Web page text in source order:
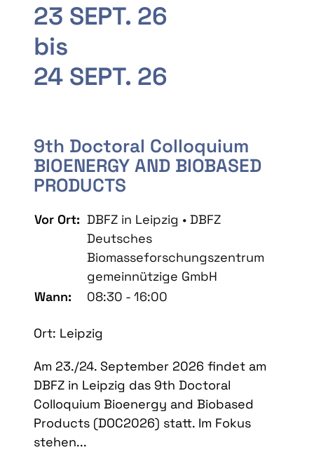
23 SEPT. 26
bis
24 SEPT. 26
9th Doctoral Colloquium
BIOENERGY AND BIOBASED
PRODUCTS
Vor Ort: DBFZ in Leipzig • DBFZ
Deutsches
Biomasseforschungszentrum
gemeinnützige GmbH
Wann:
08:30 - 16:00
Ort: Leipzig
Am 23./24. September 2026 findet am
DBFZ in Leipzig das 9th Doctoral
Colloquium Bioenergy and Biobased
Products (DOC2026) statt. Im Fokus
stehen...